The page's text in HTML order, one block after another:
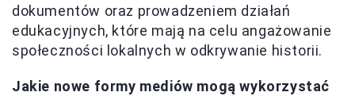
dokumentów oraz prowadzeniem działań
edukacyjnych, które mają na celu angażowanie
społeczności lokalnych w odkrywanie historii.
Jakie nowe formy mediów mogą wykorzystać